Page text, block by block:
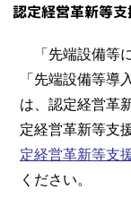
認定経営革新等支
「先端設備等
「先端設備等導
は、認定経営革
定経営革新等支
定経営革新等支
ください。